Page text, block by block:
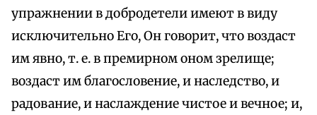
упражнении в добродетели имеют в виду
исключительно Его, Он говорит, что воздаст
им явно, т. е. в премирном оном зрелище;
воздаст им благословение, и наследство, и
радование, и наслаждение чистое и вечное; и,